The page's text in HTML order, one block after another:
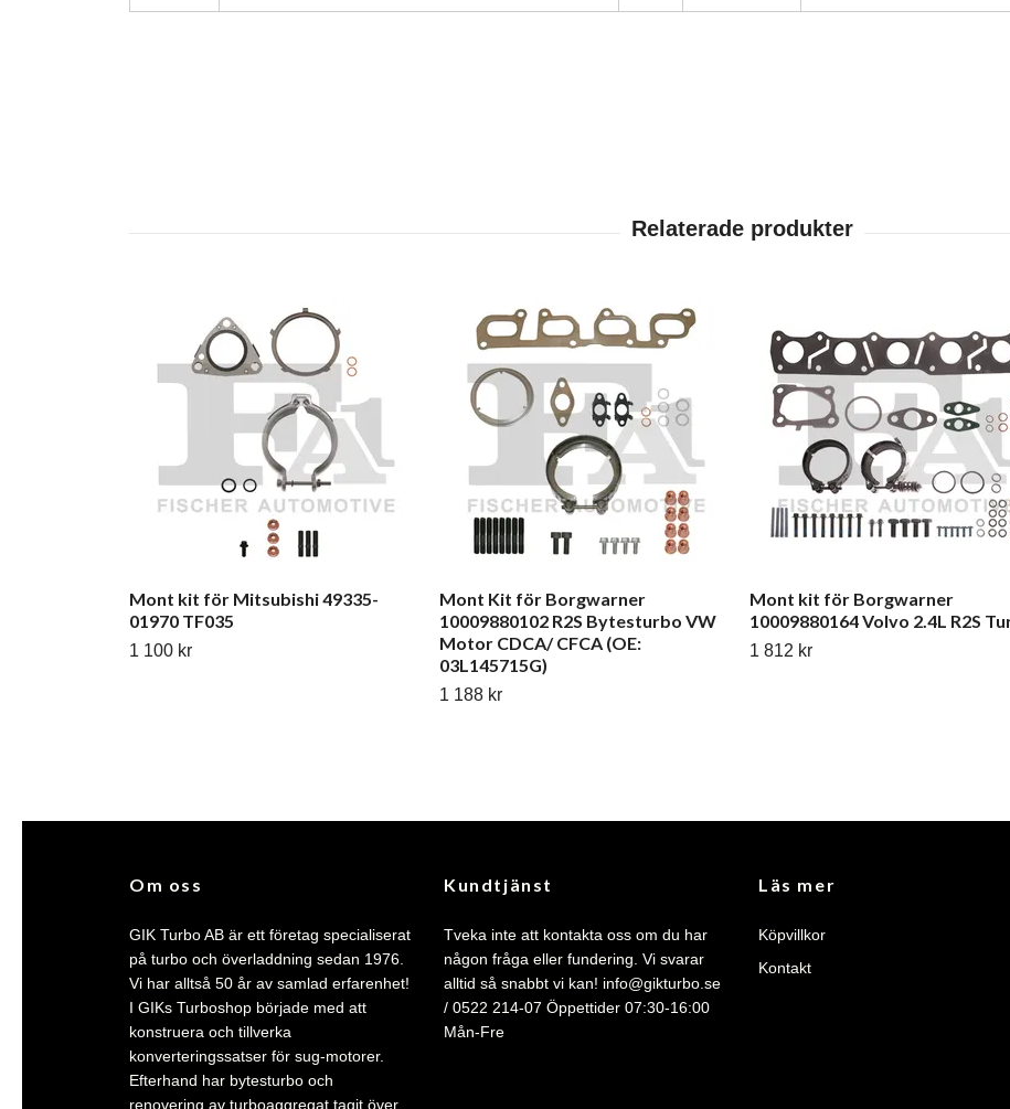
Mont kit för Mitsubishi 49335-
01970 TF035
1 100 kr
Mont Kit för Borgwarner
10009880102 R2S Bytesturbo VW
Motor CDCA/ CFCA (OE:
03L145715G)
1 188 kr
Mont kit för Borgwarner
10009880164 Volvo 2.4L R2S
1 812 kr
Om oss
GIK Turbo AB är ett företag specialiserat
på turbo och överladdning sedan 1976.
Vi har alltså 50 år av samlad erfarenhet!
I GIKs Turboshop började med att
konstruera och tillverka
konverteringssatser för sug-motorer.
Efterhand har bytesturbo och
renovering av turboaggregat tagit över,
Kundtjänst
Tveka inte att kontakta oss om du har
någon fråga eller fundering. Vi svarar
alltid så snabbt vi kan! info@gikturbo.se
/ 0522 214-07 Öppettider 07:30-16:00
Mån-Fre
Läs mer
Köpvillkor
Kontakt